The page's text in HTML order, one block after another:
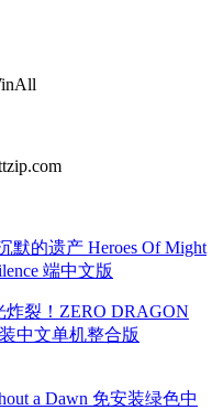
默的遗产 Heroes Of Might
端中文版
裂！ZERO DRAGON
中文单机整合版
a Dawn 免安装绿色中